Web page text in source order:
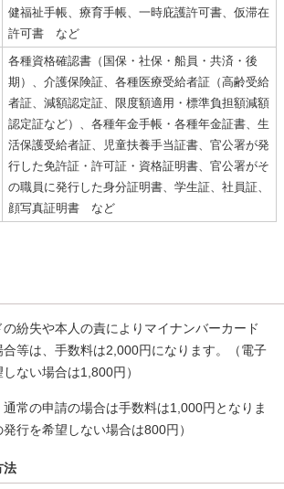
健福祉手帳、療育手帳、一時庇護許可書、仮滞在
許可書 など
各種資格確認書（国保・社保・船員・共済・後
期）、介護保険証、各種医療受給者証（高齢受給
者証、減額認定証、限度額適用・標準負担額減額
認定証など）、各種年金手帳・各種年金証書、生
活保護受給者証、児童扶養手当証書、官公署が発
行した免許証・許可証・資格証明書、官公署がそ
の職員に発行した身分証明書、学生証、社員証、
顔写真証明書 など
紛失や本人の責によりマイナンバーカード
等は、手数料は2,000円になります。（電子
ない場合は1,800円）
常の申請の場合は手数料は1,000円となりま
行を希望しない場合は800円）
法